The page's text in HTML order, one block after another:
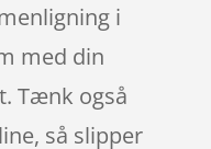
i
med din
Tænk også
så slipper